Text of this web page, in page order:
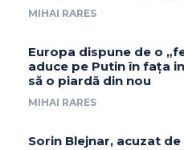
MIHAI RARES
Europa dispune de o
aduce pe Putin în fața
să o piardă din nou
MIHAI RARES
Sorin Blejnar, acuzat